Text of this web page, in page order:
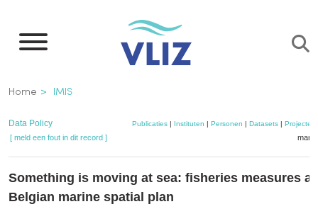
naar
inhoud
gaan
Kruimelpad
Home IMIS
Data Policy Publicaties| Instituten | Personen | Datasets| Projecten
[ meld een fout in dit record ]
Something is moving at sea: fisheries measures
Belgian marine spatial plan